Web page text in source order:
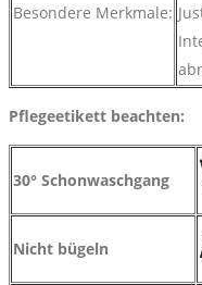
Besondere Merkmale:
Pflegeetikett beachten:
30° Schonwaschgang
Nicht bügeln